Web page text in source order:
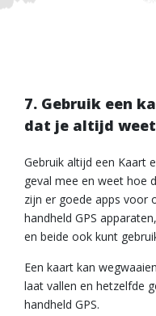
7. Gebruik een
dat je altijd
Gebruik altijd een Kaart
geval mee en weet hoe
zijn er goede apps voor
handheld GPS
en beide ook kunt
Een kaart kan
laat vallen en hetzelfde
handheld GPS.